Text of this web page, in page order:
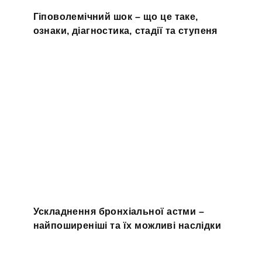
Гіповолемічний шок – що це таке,
ознаки, діагностика, стадії та ступеня
Ускладнення бронхіальної астми –
найпоширеніші та їх можливі наслідки